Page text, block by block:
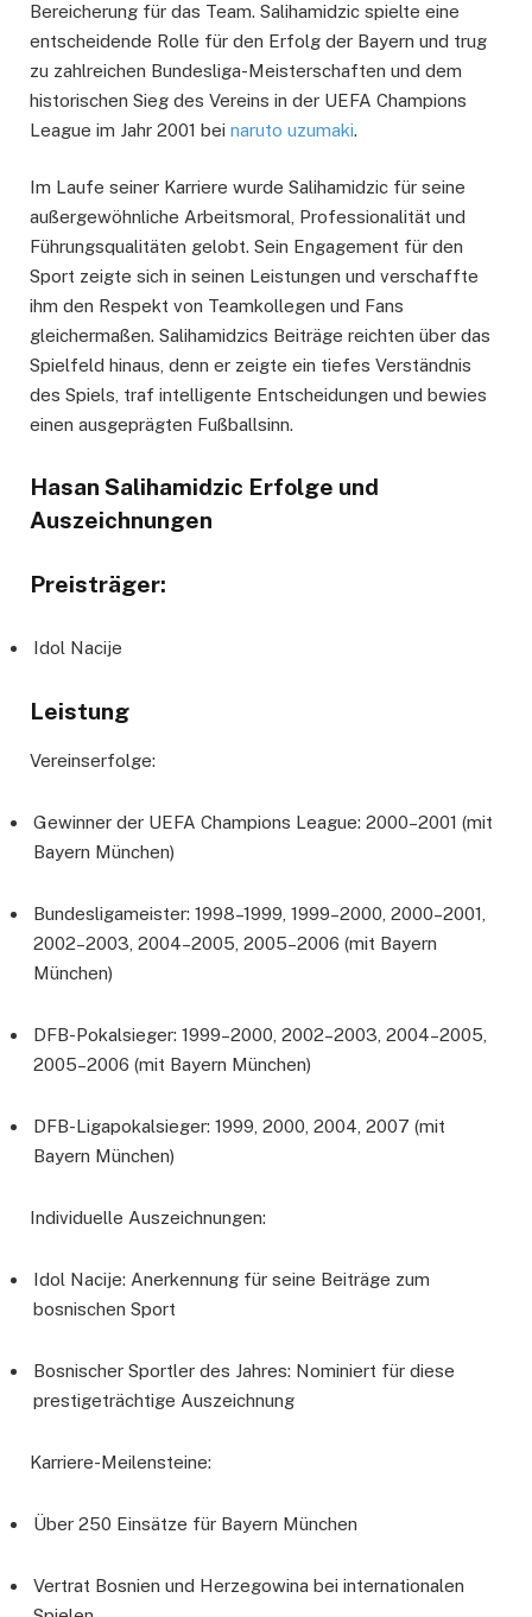
Bereicherung für das Team. Salihamidzic spielte eine
entscheidende Rolle für den Erfolg der Bayern und trug
zu zahlreichen Bundesliga-Meisterschaften und dem
historischen Sieg des Vereins in der UEFA Champions
League im Jahr 2001 bei naruto uzumaki.
Im Laufe seiner Karriere wurde Salihamidzic für seine
außergewöhnliche Arbeitsmoral, Professionalität und
Führungsqualitäten gelobt. Sein Engagement für den
Sport zeigte sich in seinen Leistungen und verschaffte
ihm den Respekt von Teamkollegen und Fans
gleichermaßen. Salihamidzics Beiträge reichten über das
Spielfeld hinaus, denn er zeigte ein tiefes Verständnis
des Spiels, traf intelligente Entscheidungen und bewies
einen ausgeprägten Fußballsinn.
Hasan Salihamidzic Erfolge und
Auszeichnungen
Preisträger:
Idol Nacije
Leistung
Vereinserfolge:
Gewinner der UEFA Champions League: 2000–2001 (mit
Bayern München)
Bundesligameister: 1998–1999, 1999–2000, 2000–2001,
2002–2003, 2004–2005, 2005–2006 (mit Bayern
München)
DFB-Pokalsieger: 1999–2000, 2002–2003, 2004–2005,
2005–2006 (mit Bayern München)
DFB-Ligapokalsieger: 1999, 2000, 2004, 2007 (mit
Bayern München)
Individuelle Auszeichnungen:
Idol Nacije: Anerkennung für seine Beiträge zum
bosnischen Sport
Bosnischer Sportler des Jahres: Nominiert für diese
prestigeträchtige Auszeichnung
Karriere-Meilensteine:
Über 250 Einsätze für Bayern München
Vertrat Bosnien und Herzegowina bei internationalen